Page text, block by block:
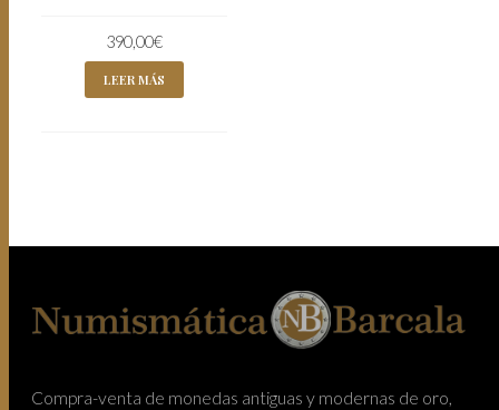
390,00€
LEER MÁS
Compra-venta de monedas antiguas y modernas de oro,